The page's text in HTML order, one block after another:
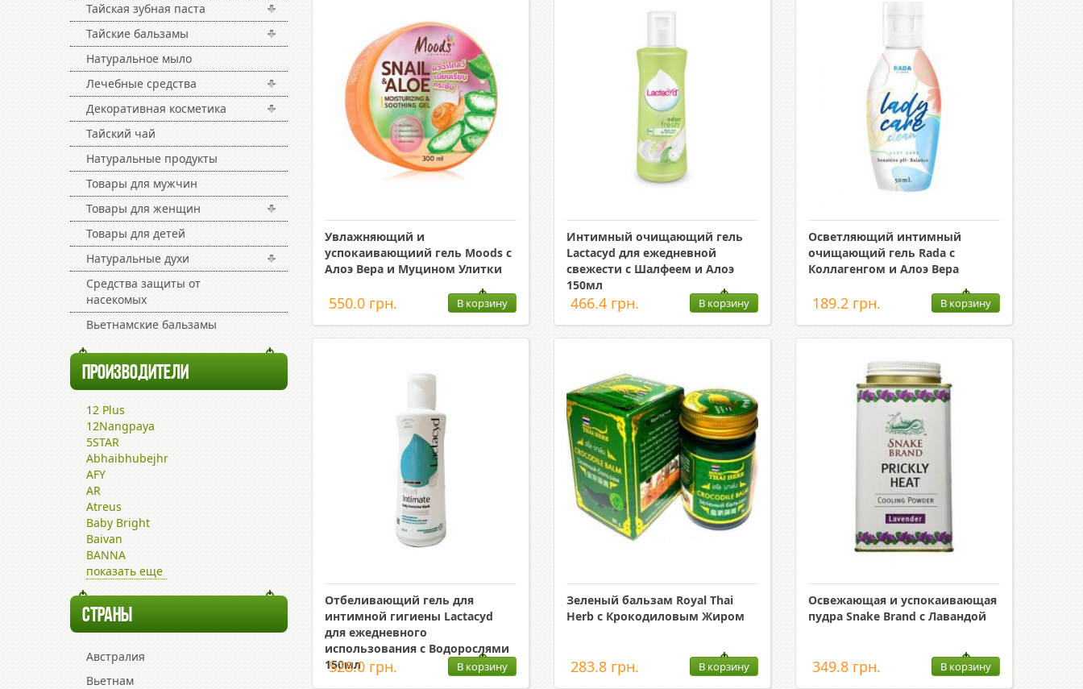
Тайская зубная паста
Тайские бальзамы
Натуральное мыло
Лечебные средства
Декоративная косметика
Тайский чай
Натуральные продукты
Товары для мужчин
Товары для женщин
Товары для детей
Натуральные духи
Средства защиты от
насекомых
Вьетнамские бальзамы
ПРОИЗВОДИТЕЛИ
12 Plus
12Nangpaya
5STAR
Abhaibhubejhr
AFY
AR
Atreus
Baby Bright
Baivan
BANNA
показать еще
СТРАНЫ
Австралия
Вьетнам
Увлажняющий и
успокаивающиий гель Moods с
Алоэ Вера и Муцином Улитки
550.0 грн. В корзину
Интимный очищающий гель
Lactacyd для ежедневной
свежести с Шалфеем и Алоэ
150мл
466.4 грн. В корзину
Осветляющий интимный
очищающий гель Rada c
Коллагенгом и Алоэ Вера
189.2 грн. В корзину
Отбеливающий гель для
интимной гигиены Lactacyd
для ежедневного
использования с Водорослями
150мл
528.0 грн. В корзину
Зеленый бальзам Royal Thai
Herb с Крокодиловым Жиром
283.8 грн. В корзину
Освежающая и успокаивающая
пудра Snake Brand с Лавандой
349.8 грн. В корзину